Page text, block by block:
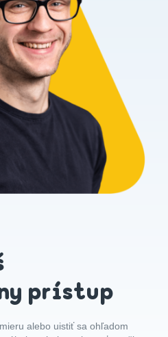
prístup
alebo uistiť sa ohľadom